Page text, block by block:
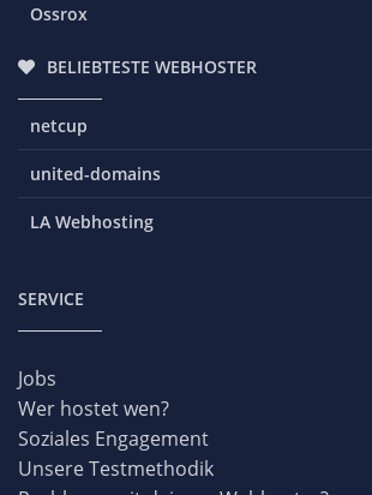
Ossrox
BELIEBTESTE WEBHOSTER
netcup
united-domains
LA Webhosting
SERVICE
Jobs
Wer hostet wen?
Soziales Engagement
Unsere Testmethodik